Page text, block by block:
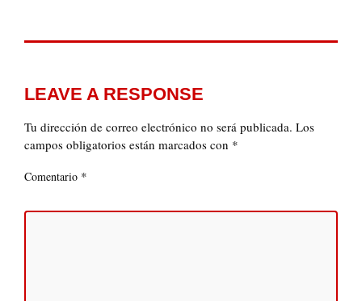
LEAVE A RESPONSE
Tu dirección de correo electrónico no será publicada. Los
campos obligatorios están marcados con *
Comentario *